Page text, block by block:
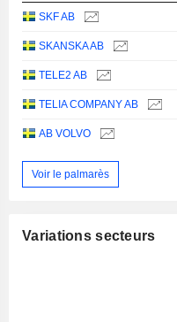
SKF AB
SKANSKA AB
TELE2 AB
TELIA COMPANY AB
AB VOLVO
Voir le palmarès
Variations secteurs